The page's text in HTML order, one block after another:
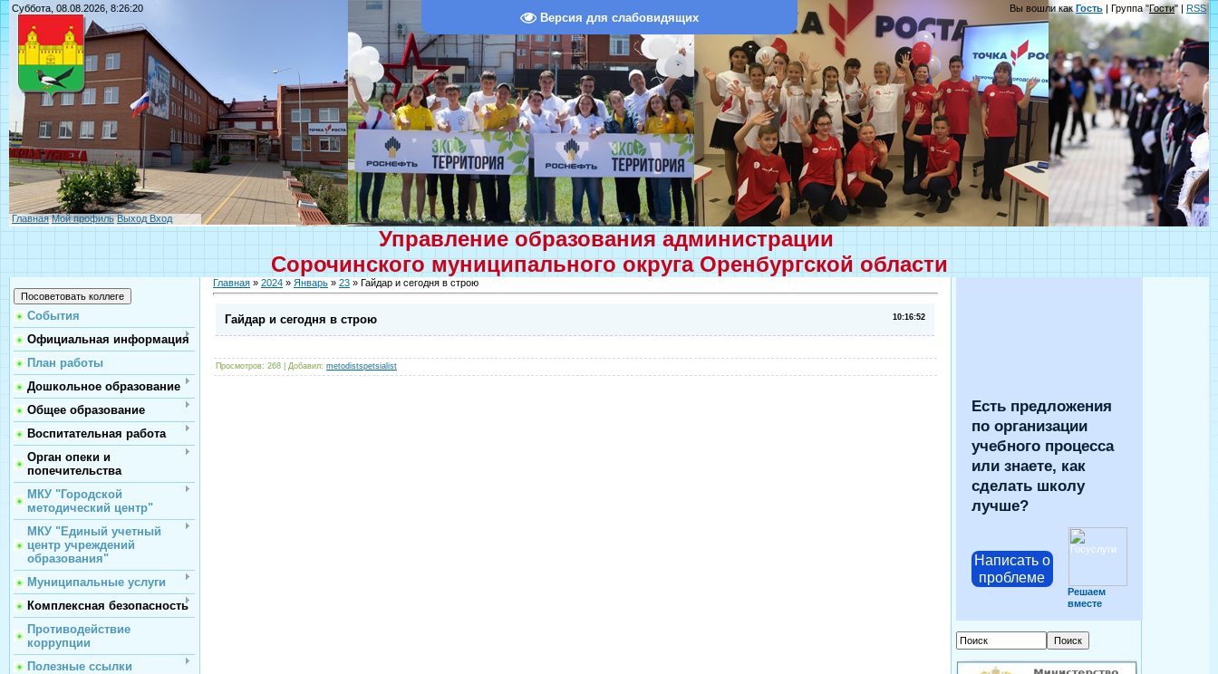
Версия для слабовидящих
Суббота, 08.08.2026, 8:26:20 Вы вошли какГость | Группа "Гости" | RSS
Главная Мой профиль Выход Вход
Управление образования администрации
Сорочинского муниципального округа Оренбургской области
События
Официальная информация
План работы
Дошкольное образование
Общее образование
Воспитательная работа
Орган опеки и
попечительства
МКУ "Городской
методический центр"
МКУ "Единый учетный
центр учреждений
образования"
Муниципальные услуги
Комплексная безопасность
Противодействие
коррупции
Полезные ссылки
Главная » 2024 » Январь » 23 » Гайдар и сегодня в строю
10:16:52
Гайдар и сегодня в строю
Просмотров: 268 | Добавил: metodistspetsialist
Есть предложения
по организации
учебного процесса
или знаете, как
сделать школу
лучше?
Написать о
проблеме
Решаем
вместе